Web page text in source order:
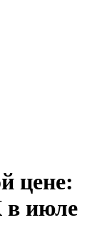
цене:
в июле